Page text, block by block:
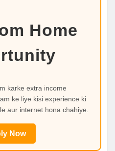
Home
karke extra income
ke liye kisi experience ki
aur internet hona chahiye.
Now